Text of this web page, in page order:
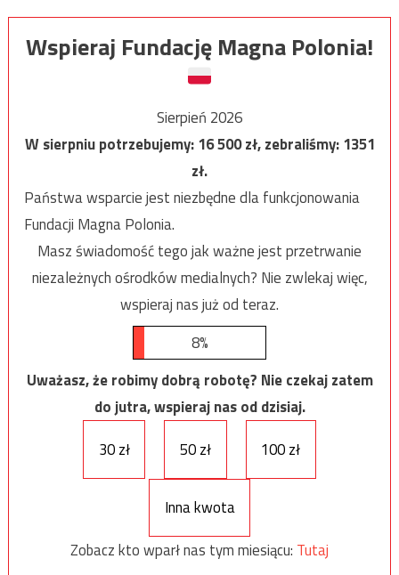
Wspieraj Fundację Magna Polonia!
Sierpień 2026
W sierpniu potrzebujemy:16 500zł, zebraliśmy:1351
zł.
Państwa wsparcie jest niezbędne dla funkcjonowania
Fundacji Magna Polonia.
Masz świadomość tego jak ważne jest przetrwanie
niezależnych ośrodków medialnych? Nie zwlekaj więc,
wspieraj nas już od teraz.
8%
Uważasz, że robimy dobrą robotę? Nie czekaj zatem
do jutra, wspieraj nas od dzisiaj.
30 zł
50 zł 100 zł
Inna kwota
Zobacz kto wparł nas tym miesiącu: Tutaj